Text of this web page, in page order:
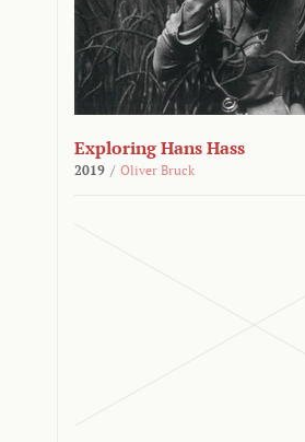
Exploring Hans Hass
2019 / Oliver Bruck